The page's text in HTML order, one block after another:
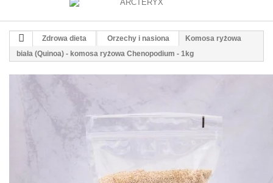
Zdrowa dieta Orzechy i nasiona
Komosa ryżowa
biała (Quinoa) - komosa ryżowa Chenopodium - 1kg